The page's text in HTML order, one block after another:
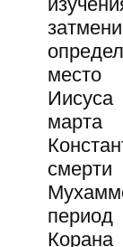
марта